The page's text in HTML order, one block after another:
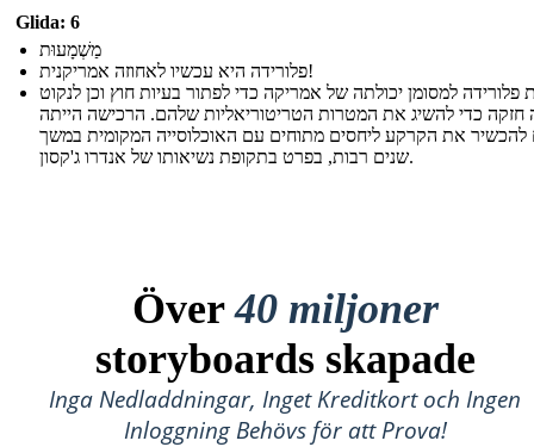
Glida: 6
מַשְׁמָעוּת
פלורידה היא עכשיו לאחוזה אמריקנית!
פלורידה למסומן יכולתה של אמריקה כדי לפתור בעיות חוץ וכן לנקוט
חזקה כדי להשיג את המטרות הטריטוריאליות שלהם. הרכישה הייתה
להכשיר את הקרקע ליחסים מתוחים עם האוכלוסייה המקומית במשך
שנים רבות, בפרט בתקופת נשיאותו של אנדרו ג'קסון.
Över40 miljoner
storyboards skapade
Inga Nedladdningar, Inget Kreditkort och Ingen
Inloggning Behövs för att Prova!